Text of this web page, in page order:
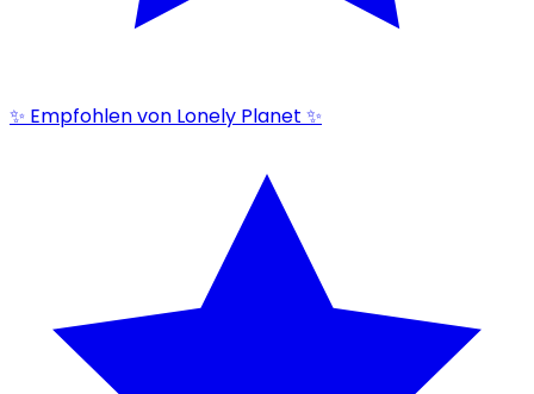
✨ Empfohlen von Lonely Planet ✨